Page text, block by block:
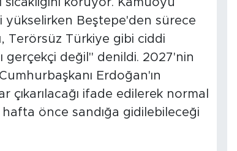
koruyor. Kamuoyu
yükselirken Beştepe'den sürece
Terörsüz Türkiye gibi ciddi
gerçekçi değil" denildi. 2027'nin
Erdoğan'ın
çıkarılacağı ifade edilerek normal
önce sandığa gidilebileceği